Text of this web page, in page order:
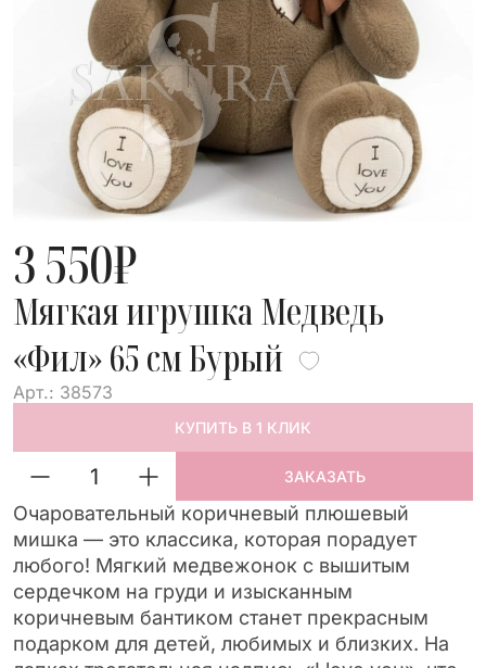
3 550₽
Мягкая игрушка Медведь
«Фил» 65 см Бурый
Арт.: 38573
ЗАКАЗАТЬ
КУПИТЬ В 1 КЛИК
Очаровательный коричневый плюшевый
мишка — это классика, которая порадует
любого! Мягкий медвежонок с вышитым
сердечком на груди и изысканным
коричневым бантиком станет прекрасным
подарком для детей, любимых и близких. На